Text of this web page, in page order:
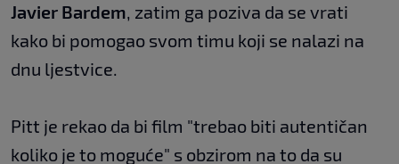
Javier Bardem, zatim ga poziva da se vrati
kako bi pomogao svom timu koji se nalazi na
dnu ljestvice.
Pitt je rekao da bi film "trebao biti autentičan
koliko je to moguće" s obzirom na to da su